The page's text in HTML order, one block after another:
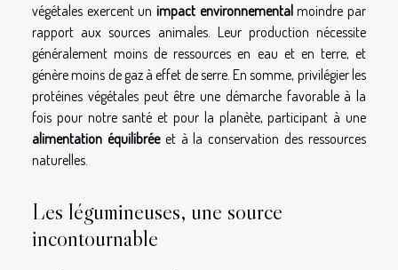
végétales exercent un impact environnementalmoindre par
rapport aux sources animales. Leur production nécessite
généralement moins de ressources en eau et en terre, et
génère moins de gaz à effet de serre. En somme, privilégier les
protéines végétales peut être une démarche favorable à la
fois pour notre santé et pour la planète, participant à une
alimentation équilibréeet à la conservation des ressources
naturelles.
Les légumineuses, une source
incontournable